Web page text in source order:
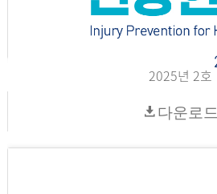
2025년 2호
다운로드